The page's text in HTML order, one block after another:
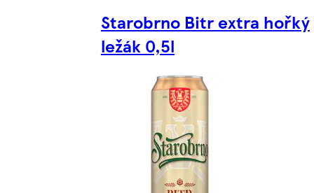
Starobrno Bitr extra hořký
ležák 0,5l